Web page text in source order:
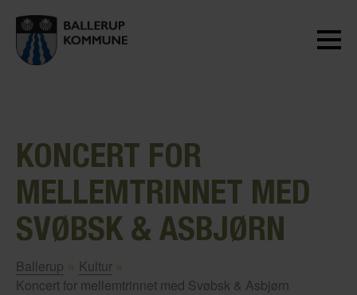
KONCERT FOR
MELLEMTRINNET MED
SVØBSK & ASBJØRN
Ballerup » Kultur »
Koncert for mellemtrinnet med Svøbsk & Asbjørn